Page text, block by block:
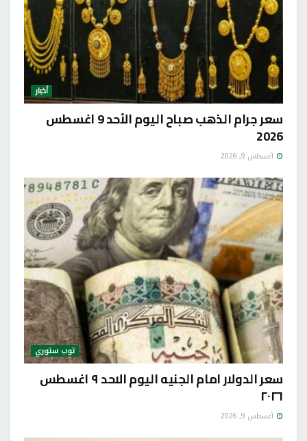
أخبار
سعر جرام الذهب صباح اليوم الأحد 9 اغسطس
2026
أغسطس 9, 2026
توب ستوري
سعر الدولار امام الجنيه اليوم الاحد ٩ اغسطس
٢٠٢٦
أغسطس 9, 2026